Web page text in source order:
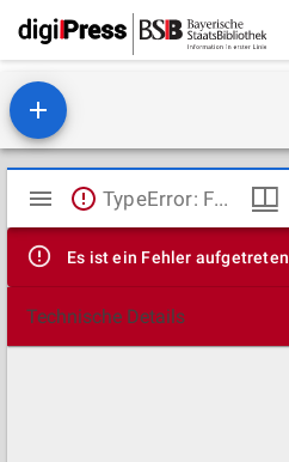
Mirador
Viewer
TypeError: Failed to fetch
Es ist ein Fehler aufgetreten
Technische Details